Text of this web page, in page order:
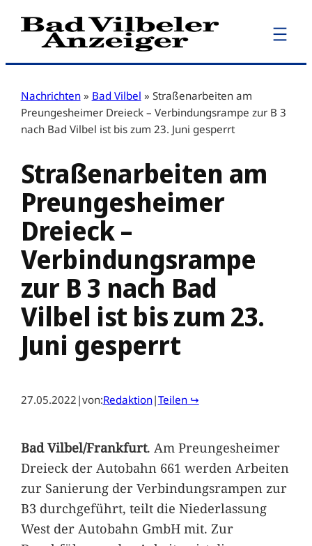
Zum
Inhalt
Nachrichten » Bad Vilbel » Straßenarbeiten am
Preungesheimer Dreieck – Verbindungsrampe zur B 3
nach Bad Vilbel ist bis zum 23. Juni gesperrt
Straßenarbeiten am
Preungesheimer
Dreieck –
Verbindungsrampe
zur B 3 nach Bad
Vilbel ist bis zum 23.
Juni gesperrt
27.05.2022 |von:Redaktion|Teilen ↪
Bad Vilbel/Frankfurt. Am Preungesheimer
Dreieck der Autobahn 661 werden Arbeiten
zur Sanierung der Verbindungsrampen zur
B3 durchgeführt, teilt die Niederlassung
West der Autobahn GmbH mit. Zur